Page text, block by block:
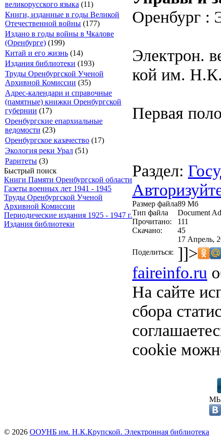
великорусского языка (11)
Книги, изданные в годы Великой
Отечественной войны (177)
Издано в годы войны в Чкалове
(Оренбурге) (199)
Китай и его жизнь (14)
Издания библиотеки (193)
Труды Оренбургской Ученой
Архивной Комиссии (35)
Адрес-календари и справочные
(памятные) книжки Оренбургской
губернии (17)
Оренбургские епархиальные
ведомости (23)
Оренбургское казачество (17)
Экология реки Урал (51)
Раритеты (3)
Быстрый поиск
Книги Памяти Оренбургской области
Газеты военных лет 1941 - 1945
Труды Оренбургской Ученой
Архивной Комиссии
Периодические издания 1925 - 1947 г.
Издания библиотеки
Оренбург :
Электрон.
кой им.
Первая
Раздел:
Размер файла89 Мб
Тип файла
Document
Прочитано:
111
Скачано:
45
17 Апрель,
Поделиться: ]]>
faireinfo.ru
На сайте
сбора
cookie
© 2026 ООУНБ им. Н.К.Крупской. Электронная библиотека